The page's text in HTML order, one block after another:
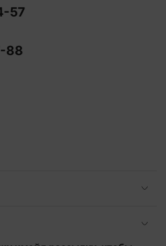
57
88